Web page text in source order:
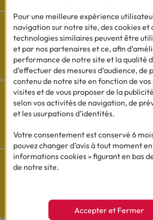
Besoin d'aide ?
Découvrez l'espace questions/
réseaux sociaux
Nos études exclusives
Pour une meilleure expérience
navigation sur notre site, des cookies et
technologies similaires peuvent être
et par nos partenaires et ce, afin
performance de notre site et la qualité
d’effectuer des mesures d’audience, de
contenu de notre site en fonction de
visites et de vous proposer de la
selon vos activités de navigation, de
et les usurpations d’identités.
Votre consentement est conservé 6
pouvez changer d’avis à tout moment
informations cookies » figurant en bas
de notre site.
Accepter et Fermer